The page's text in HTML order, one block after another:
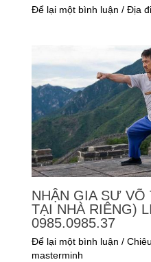
Để lại một bình luận / Địa
NHẬN GIA SƯ VÕ
TẠI NHÀ RIÊNG)
0985.0985.37
Để lại một bình luận /
masterminh